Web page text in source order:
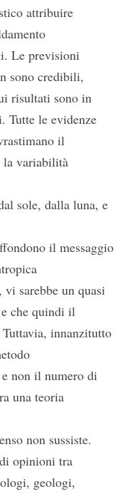
attribuire
Le previsioni
sono credibili,
risultati sono in
Tutte le evidenze
il
la variabilità
sole, dalla luna, e
il messaggio
sarebbe un quasi
che quindi il
innanzitutto
non il numero di
una teoria
non sussiste.
opinioni tra
geologi,